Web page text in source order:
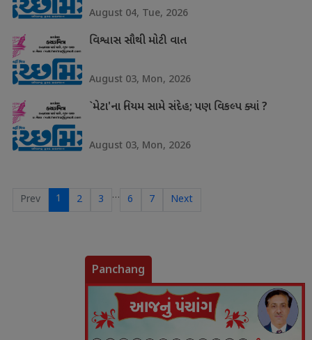
August 04, Tue, 2026
વિશ્વાસ સૌથી મોટી વાત
August 03, Mon, 2026
`મેટા'ના નિયમ સામે સંદેહ; પણ વિકલ્પ ક્યાં ?
August 03, Mon, 2026
Prev 1 2 3 … 6 7 Next
Panchang